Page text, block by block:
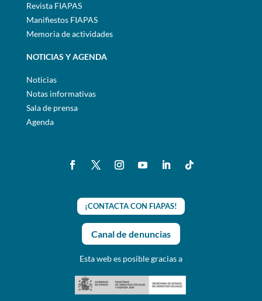
Revista FIAPAS
Manifiestos FIAPAS
Memoria de actividades
NOTICIAS Y AGENDA
Noticias
Notas informativas
Sala de prensa
Agenda
¡CONTACTA CON FIAPAS!
Canal de denuncias
Esta web es posible gracias a